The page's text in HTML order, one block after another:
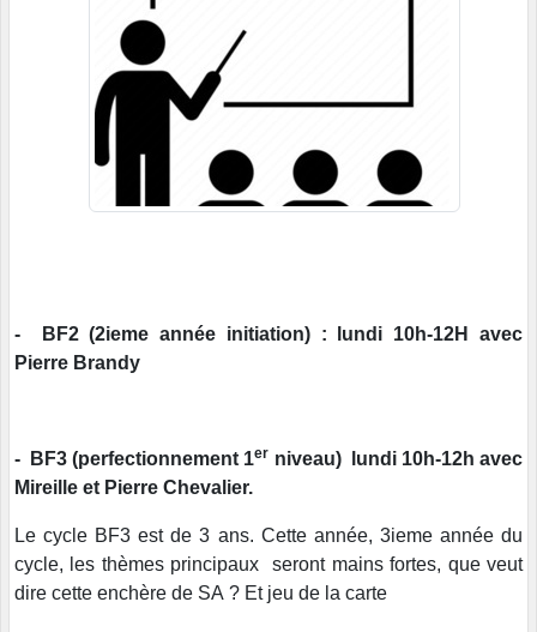
- BF2 (2ieme année initiation) : lundi 10h-12H avec
Pierre Brandy
- BF3 (perfectionnement 1er niveau) lundi 10h-12h avec
Mireille et Pierre Chevalier.
Le cycle BF3 est de 3 ans. Cette année, 3ieme année du
cycle, les thèmes principaux seront mains fortes, que veut
dire cette enchère de SA ? Et jeu de la carte